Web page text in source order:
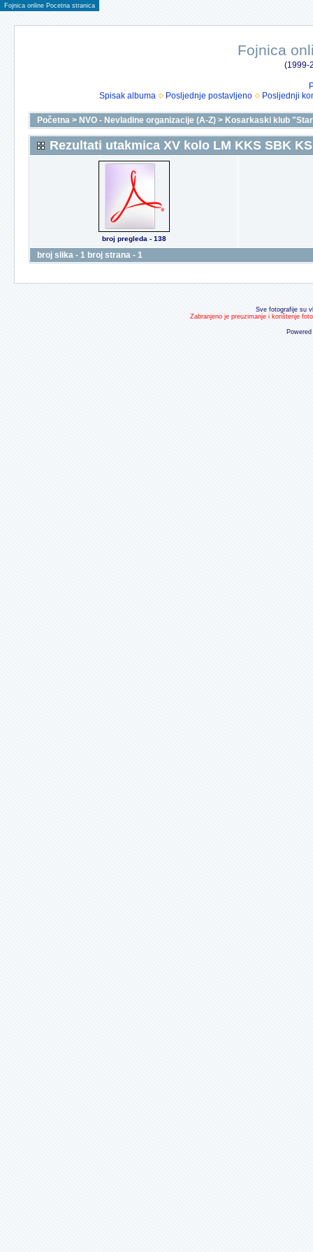
Fojnica online Pocetna stranica
Fojnica
(1999-
Spisak albuma
Posljednje postavljeno Posljednji
Početna > NVO - Nevladine organizacije (A-Z) > Kosarkaski klub
Rezultati utakmica XV kolo LM KKS SBK
broj pregleda - 138
broj slika - 1 broj strana - 1
Sve fotografije su
Zabranjeno je preuzimanje i korištenje